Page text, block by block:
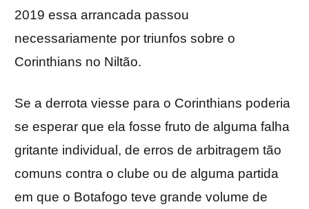
2019 essa arrancada passou
necessariamente por triunfos sobre o
Corinthians no Niltão.
Se a derrota viesse para o Corinthians poderia
se esperar que ela fosse fruto de alguma falha
gritante individual, de erros de arbitragem tão
comuns contra o clube ou de alguma partida
em que o Botafogo teve grande volume de